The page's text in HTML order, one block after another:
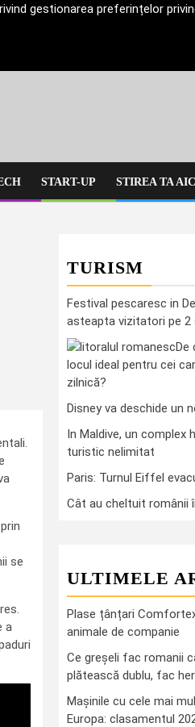
gestionarea preferințelor
START-UP STIREA TA
se
a
TURISM
Festival pescaresc in
asteapta vizitatori pe 2
De
locul ideal pentru cei
zilnică?
Disney va deschide un
In Maldive, un complex
turistic nelimitat
Paris: Turnul Eiffel
Cât au cheltuit românii
ULTIMELE
Plase țânțari
animale de companie
Ce greşeli fac romanii
plătească dublu, fac
Mașinile cu cele mai
Europa: clasamentul